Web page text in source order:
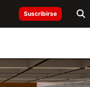
Suscribirse